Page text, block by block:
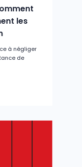
les
à négliger
de